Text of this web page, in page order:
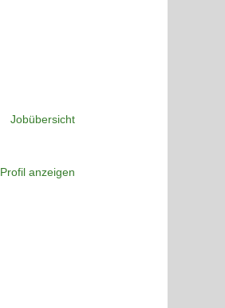
Jobübersicht
Profil anzeigen